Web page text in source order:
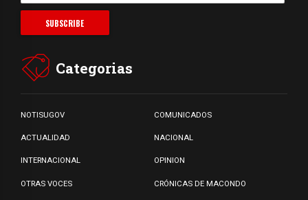
Categorias
NOTISUGOV COMUNICADOS
ACTUALIDAD NACIONAL
INTERNACIONAL OPINION
OTRAS VOCES CRÓNICAS DE MACONDO